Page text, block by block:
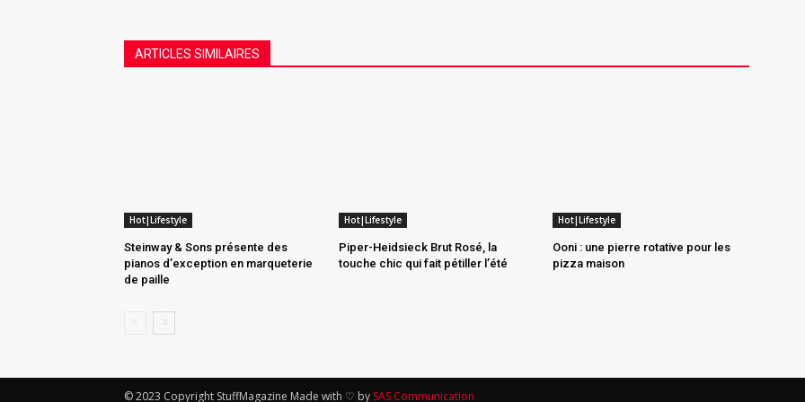
ARTICLES SIMILAIRES
Hot|Lifestyle
Steinway & Sons présente des
pianos d’exception en marqueterie
de paille
Hot|Lifestyle
Piper-Heidsieck Brut Rosé, la
touche chic qui fait pétiller l’été
Hot|Lifestyle
Ooni : une pierre rotative pour les
pizza maison
© 2023 Copyright StuffMagazine Made with ♡ by SAS Communication